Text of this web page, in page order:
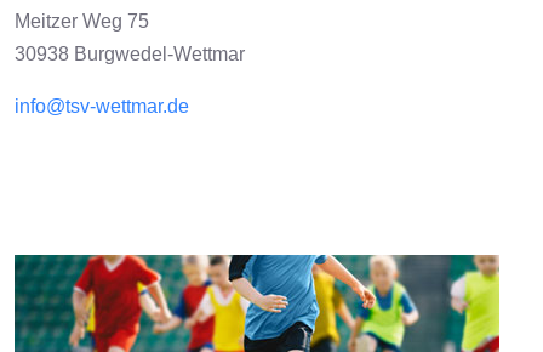
Meitzer Weg 75
30938 Burgwedel-Wettmar
info@tsv-wettmar.de